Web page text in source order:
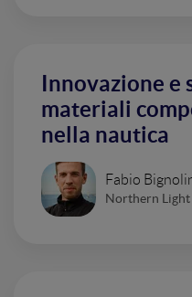
Innovazione e
materiali
nella nautica
Fabio
Northern Light